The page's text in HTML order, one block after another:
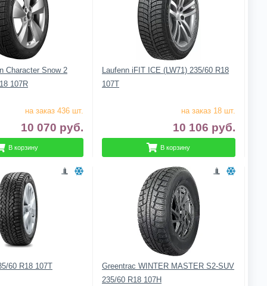
Character Snow 2
107R
на заказ 436 шт.
10 070 руб.
В корзину
Laufenn iFIT ICE (LW71) 235/60 R18
107T
на заказ 18 шт.
10 106 руб.
В корзину
60 R18 107T
Greentrac WINTER MASTER S2-SUV
235/60 R18 107H